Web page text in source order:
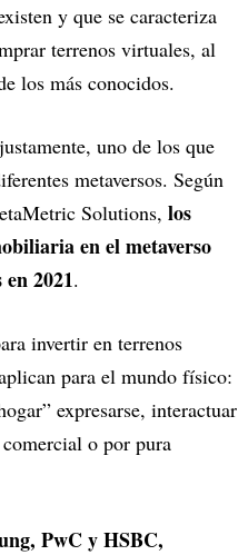
y que se caracteriza
terrenos virtuales, al
los más conocidos.
uno de los que
metaversos. Según
Solutions, los
en el metaverso
2021.
invertir en terrenos
para el mundo físico:
expresarse, interactuar
o por pura
PwC y HSBC,